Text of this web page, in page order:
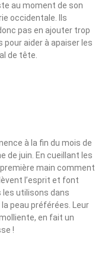
au moment de son
occidentale. Ils
pas en ajouter trop
aider à apaiser les
de tête.
à la fin du mois de
de juin. En cueillant les
main comment
l’esprit et font
les utilisons dans
peau préférées. Leur
en fait un
!